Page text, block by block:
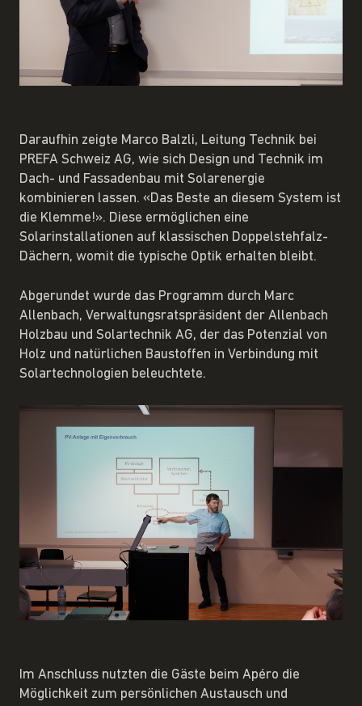
Daraufhin zeigte Marco Balzli, Leitung Technik bei
PREFA Schweiz AG, wie sich Design und Technik im
Dach- und Fassadenbau mit Solarenergie
kombinieren lassen. «Das Beste an diesem System ist
die Klemme!». Diese ermöglichen eine
Solarinstallationen auf klassischen Doppelstehfalz-
Dächern, womit die typische Optik erhalten bleibt.
Abgerundet wurde das Programm durch Marc
Allenbach, Verwaltungsratspräsident der Allenbach
Holzbau und Solartechnik AG, der das Potenzial von
Holz und natürlichen Baustoffen in Verbindung mit
Solartechnologien beleuchtete.
Im Anschluss nutzten die Gäste beim Apéro die
Möglichkeit zum persönlichen Austausch und